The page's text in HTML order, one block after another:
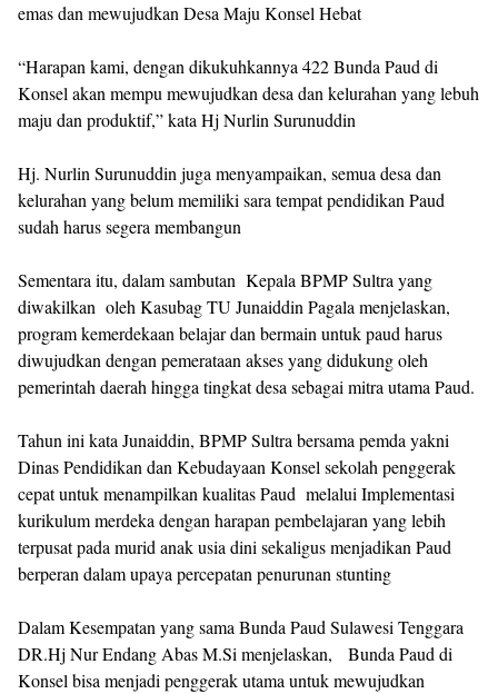
emas dan mewujudkan Desa Maju Konsel Hebat
“Harapan kami, dengan dikukuhkannya 422 Bunda Paud di
Konsel akan mempu mewujudkan desa dan kelurahan yang lebuh
maju dan produktif,” kata Hj Nurlin Surunuddin
Hj. Nurlin Surunuddin juga menyampaikan, semua desa dan
kelurahan yang belum memiliki sara tempat pendidikan Paud
sudah harus segera membangun
Sementara itu, dalam sambutan Kepala BPMP Sultra yang
diwakilkan oleh Kasubag TU Junaiddin Pagala menjelaskan,
program kemerdekaan belajar dan bermain untuk paud harus
diwujudkan dengan pemerataan akses yang didukung oleh
pemerintah daerah hingga tingkat desa sebagai mitra utama Paud.
Tahun ini kata Junaiddin, BPMP Sultra bersama pemda yakni
Dinas Pendidikan dan Kebudayaan Konsel sekolah penggerak
cepat untuk menampilkan kualitas Paud melalui Implementasi
kurikulum merdeka dengan harapan pembelajaran yang lebih
terpusat pada murid anak usia dini sekaligus menjadikan Paud
berperan dalam upaya percepatan penurunan stunting
Dalam Kesempatan yang sama Bunda Paud Sulawesi Tenggara
DR.Hj Nur Endang Abas M.Si menjelaskan, Bunda Paud di
Konsel bisa menjadi penggerak utama untuk mewujudkan